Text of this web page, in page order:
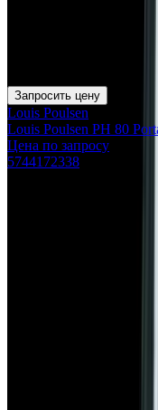
Запросить цену
Louis Poulsen
Louis Poulsen PH 80
Цена по запросу
5744172338